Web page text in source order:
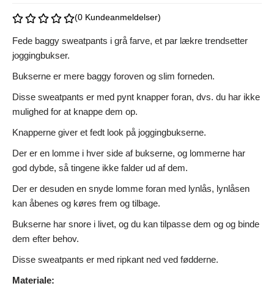
(0 Kundeanmeldelser)
Fede baggy sweatpants i grå farve, et par lækre trendsetter
joggingbukser.
Bukserne er mere baggy foroven og slim forneden.
Disse sweatpants er med pynt knapper foran, dvs. du har ikke
mulighed for at knappe dem op.
Knapperne giver et fedt look på joggingbukserne.
Der er en lomme i hver side af bukserne, og lommerne har
god dybde, så tingene ikke falder ud af dem.
Der er desuden en snyde lomme foran med lynlås, lynlåsen
kan åbenes og køres frem og tilbage.
Bukserne har snore i livet, og du kan tilpasse dem og og binde
dem efter behov.
Disse sweatpants er med ripkant ned ved fødderne.
Materiale: